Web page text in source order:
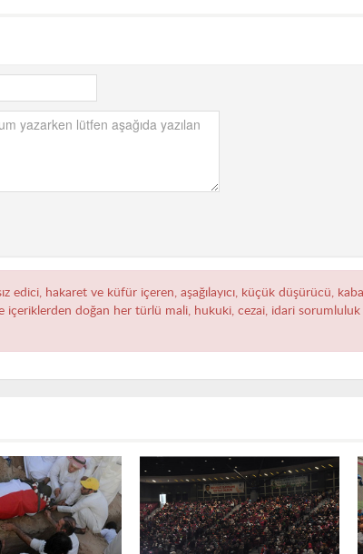
edici, hakaret ve küfür içeren, aşağılayıcı, küçük düşürücü,
içeriklerden doğan her türlü mali, hukuki, cezai, idari